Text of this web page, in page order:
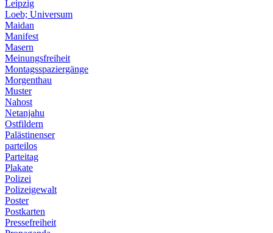
Leipzig
Loeb; Universum
Maidan
Manifest
Masern
Meinungsfreiheit
Montagsspaziergänge
Morgenthau
Muster
Nahost
Netanjahu
Ostfildern
Palästinenser
parteilos
Parteitag
Plakate
Polizei
Polizeigewalt
Poster
Postkarten
Pressefreiheit